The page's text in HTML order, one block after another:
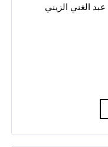
الغني الزيني